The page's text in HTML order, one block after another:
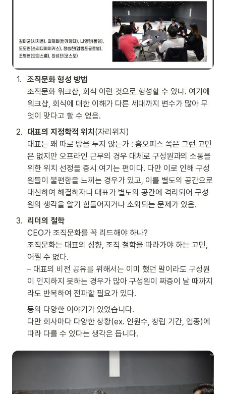
1.
조직문화 형성 방법
조직문화 워크샵, 회식 이런 것으로 형성할 수 있냐. 여기에
워크샵, 회식에 대한 이해가 다른 세대까지 변수가 많아 무
엇이 맞다고 할 수 없음.
2. 대표의 지정학적 위치 (자리위치)
대표는 왜 따로 방을 두지 않는가 : 홈오피스 쪽은 그런 고민
은 없지만 오프라인 근무의 경우 대체로 구성원과의 소통을
위한 위치 선정을 중시 여기는 편이다. 다만 이로 인해 구성
원들이 불편함을 느끼는 경우가 있고, 이를 별도의 공간으로
대신하여 해결하자니 대표가 별도의 공간에 격리되어 구성
원의 생각을 알기 힘들어지거나 소외되는 문제가 있음.
3. 리더의 철학
CEO가 조직문화를 꼭 리드해야 하나?
조직문화는 대표의 성향, 조직 철학을 따라가야 하는 고민,
어쩔 수 없다.
– 대표의 비전 공유를 위해서는 이미 했던 말이라도 구성원
이 인지하지 못하는 경우가 많아 구성원이 짜증이 날 때까지
라도 반복하여 전파할 필요가 있다.
등의 다양한 이야기가 있었습니다.
다만 회사마다 다양한 상황(ex. 인원수, 창립 기간, 업종)에
따라 다를 수 있다는 생각은 듭니다.